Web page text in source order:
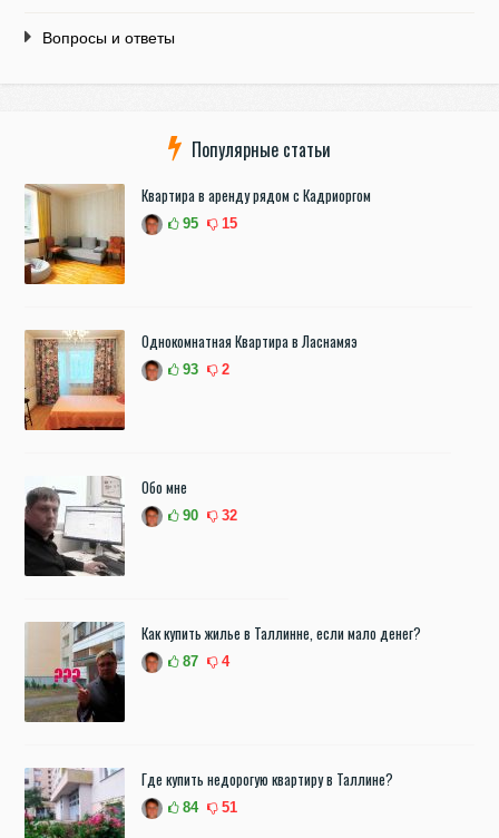
Вопросы и ответы
Популярные статьи
Квартира в аренду рядом с Кадриоргом
95 15
Однокомнатная Квартира в Ласнамяэ
93 2
Обо мне
90 32
Как купить жилье в Таллинне, если мало денег?
87 4
Где купить недорогую квартиру в Таллине?
84 51